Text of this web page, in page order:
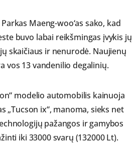
Maeng-woo‘as sako, kad
buvo labai reikšmingas įvykis jų
skaičiaus ir nenurodė. Naujienų
vos 13 vandenilio degalinių.
modelio automobilis kainuoja
„Tucson ix“, manoma, sieks net
pažangos ir gamybos
iki 33000 svarų (132000 Lt).